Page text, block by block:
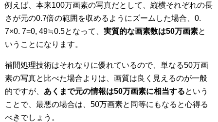
例えば、本来100万画素の写真だとして、縦横それぞれの長
さが元の0.7倍の範囲を収めるようにズームした場合、0.
7×0. 7=0, 49≒0.5となって、 実質的な画素数は50万画素と
いうことになります。
補間処理技術はそれなりに優れているので、単なる50万画
素の写真と比べた場合よりは、画質は良く見えるのが一般
的ですが、 あくまで元の情報は50万画素に相当するという
ことで、最悪の場合は、50万画素と同等にもなると心得る
べきでしょう。